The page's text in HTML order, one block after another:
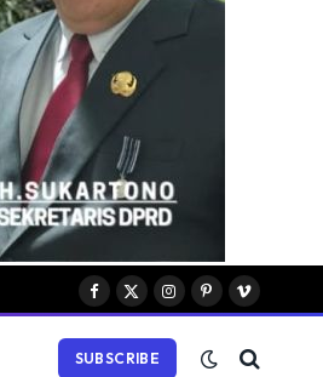
Facebook
X
Instagram
PinterestVimeo
SUBSCRIBE